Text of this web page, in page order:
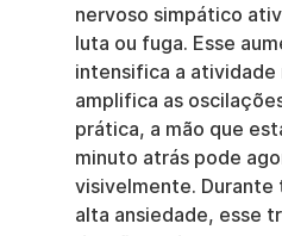
nervoso simpático
luta ou fuga. Esse
intensifica a atividade
amplifica as
prática, a mão que
minuto atrás pode
visivelmente. Durante
alta ansiedade, esse